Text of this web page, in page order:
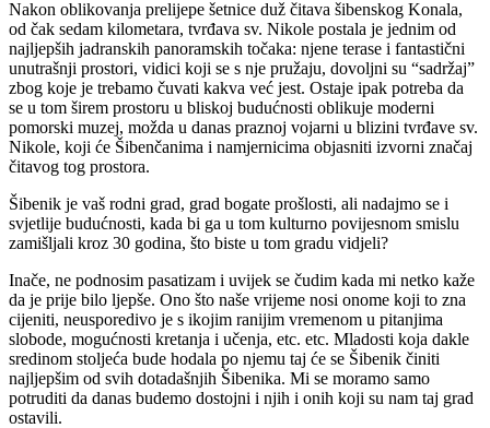
Nakon oblikovanja prelijepe šetnice duž čitava šibenskog Konala,
od čak sedam kilometara, tvrđava sv. Nikole postala je jednim od
najljepših jadranskih panoramskih točaka: njene terase i fantastični
unutrašnji prostori, vidici koji se s nje pružaju, dovoljni su “sadržaj”
zbog koje je trebamo čuvati kakva već jest. Ostaje ipak potreba da
se u tom širem prostoru u bliskoj budućnosti oblikuje moderni
pomorski muzej, možda u danas praznoj vojarni u blizini tvrđave sv.
Nikole, koji će Šibenčanima i namjernicima objasniti izvorni značaj
čitavog tog prostora.
Šibenik je vaš rodni grad, grad bogate prošlosti, ali nadajmo se i
svjetlije budućnosti, kada bi ga u tom kulturno povijesnom smislu
zamišljali kroz 30 godina, što biste u tom gradu vidjeli?
Inače, ne podnosim pasatizam i uvijek se čudim kada mi netko kaže
da je prije bilo ljepše. Ono što naše vrijeme nosi onome koji to zna
cijeniti, neusporedivo je s ikojim ranijim vremenom u pitanjima
slobode, mogućnosti kretanja i učenja, etc. etc. Mladosti koja dakle
sredinom stoljeća bude hodala po njemu taj će se Šibenik činiti
najljepšim od svih dotadašnjih Šibenika. Mi se moramo samo
potruditi da danas budemo dostojni i njih i onih koji su nam taj grad
ostavili.